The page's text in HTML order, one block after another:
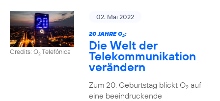
Credits: O2Telefónica
02. Mai 2022
20 JAHRE O2:
Die Welt der
Telekommunikation
verändern
Zum 20. Geburtstag blickt O2auf
eine beeindruckende